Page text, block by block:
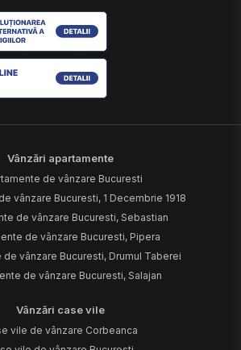
Vânzări apartamente
de vânzare Bucuresti
vânzare Bucuresti, 1 Decembrie 1918
de vânzare Bucuresti, Sebastian
de vânzare Bucuresti, Pipera
de vânzare Bucuresti, Drumul Taberei
de vânzare Bucuresti, Salajan
Vânzări case vile
vile de vânzare Corbeanca